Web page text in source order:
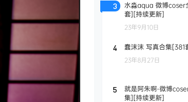
3
水淼aqua 微博coser
套][持续更新]
23年9月10日
4 蠢沫沫 写真合集
23年8月27日
5
就是阿朱啊-微博
集][持续更新]